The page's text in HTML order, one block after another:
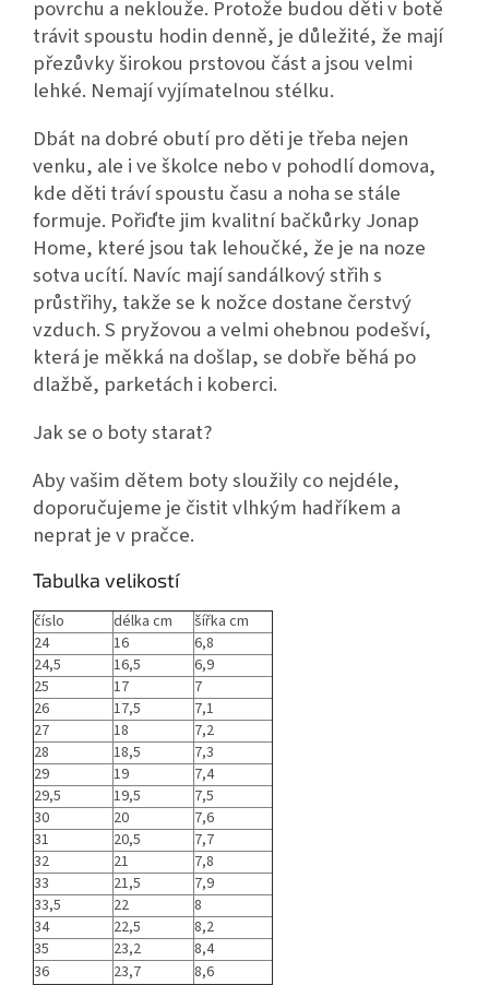
povrchu a neklouže. Protože budou děti v botě
trávit spoustu hodin denně, je důležité, že mají
přezůvky širokou prstovou část a jsou velmi
lehké. Nemají vyjímatelnou stélku.
Dbát na dobré obutí pro děti je třeba nejen
venku, ale i ve školce nebo v pohodlí domova,
kde děti tráví spoustu času a noha se stále
formuje. Pořiďte jim kvalitní bačkůrky Jonap
Home, které jsou tak lehoučké, že je na noze
sotva ucítí. Navíc mají sandálkový střih s
průstřihy, takže se k nožce dostane čerstvý
vzduch. S pryžovou a velmi ohebnou podešví,
která je měkká na došlap, se dobře běhá po
dlažbě, parketách i koberci.
Jak se o boty starat?
Aby vašim dětem boty sloužily co nejdéle,
doporučujeme je čistit vlhkým hadříkem a
neprat je v pračce.
Tabulka velikostí
číslo délka cm
šířka cm
24
16
6,8
24,5
16,5
6,9
25
17
7
26
17,5
7,1
27
18
7,2
28
18,5
7,3
29
19
7,4
29,5
19,5
7,5
30
20
7,6
31
20,5
7,7
32
21
7,8
33
21,5
7,9
33,5
22
8
34
22,5
8,2
35
23,2
8,4
36
23,7 8,6